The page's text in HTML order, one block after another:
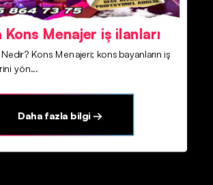
Kons Menajer iş ilanları
Kons Menajeri; kons bayanların iş
yön...
Daha fazla bilgi →